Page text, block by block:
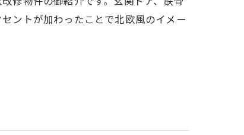
ントが加わったことで北欧風のイメー